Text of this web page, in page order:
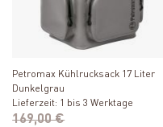
Produkt ansehen
Petromax Kühlrucksack 17 Liter
Dunkelgrau
Lieferzeit: 1 bis 3 Werktage
169,00 €